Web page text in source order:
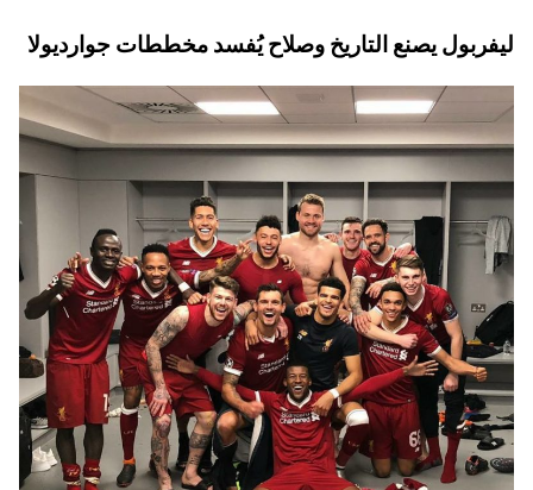
ليفربول يصنع التاريخ وصلاح يُفسد مخططات جوارديولا